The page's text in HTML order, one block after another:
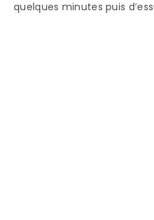
quelques minutes puis